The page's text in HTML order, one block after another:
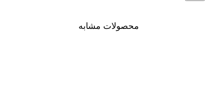
محصولات مشابه